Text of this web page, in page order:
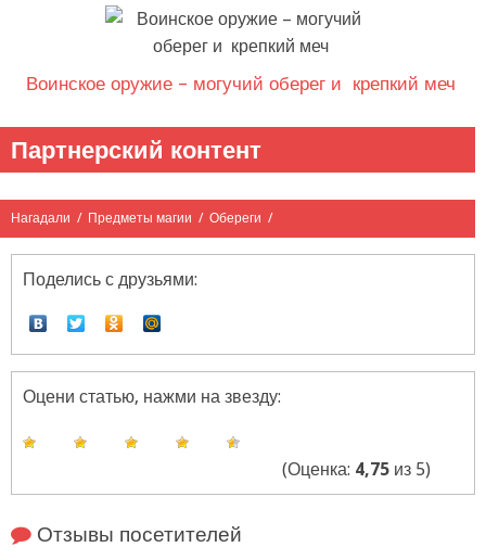
Воинское оружие – могучий оберег и крепкий меч
Партнерский контент
Нагадали / Предметы магии / Обереги /
Поделись с друзьями:
Оцени статью, нажми на звезду:
(Оценка: 4,75 из 5)
Отзывы посетителей